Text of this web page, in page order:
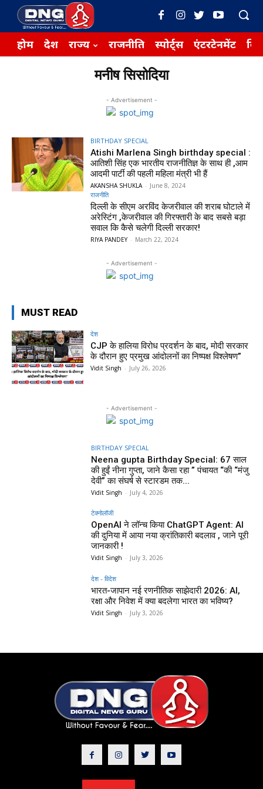
होम देश राज्य राजनीति स्पोर्ट्स एंटरटेनमेंट
मनीष सिसोदिया
- Advertisement -
BIRTHDAY SPECIAL
Atishi Marlena Singh birthday special :
आतिशी सिंह एक भारतीय राजनीतिज्ञ के साथ ही ,आम
आदमी पार्टी की पहली महिला मंत्री भी हैं
AKANSHA SHUKLA - June 8, 2024
राजनीति
दिल्ली के सीएम अरविंद केजरीवाल की शराब घोटाले में
अरेस्टिंग ,केजरीवाल की गिरफ्तारी के बाद सबसे बड़ा
सवाल कि कैसे चलेगी दिल्ली सरकार!
RIYA PANDEY - March 22, 2024
- Advertisement -
MUST READ
देश
CJP के हालिया विरोध प्रदर्शन के बाद, मोदी सरकार
के दौरान हुए प्रमुख आंदोलनों का निष्पक्ष विश्लेषण”
Vidit Singh - July 26, 2026
- Advertisement -
BIRTHDAY SPECIAL
Neena gupta Birthday Special: 67 साल
की हुईं नीना गुप्ता, जाने कैसा रहा ” पंचायत “की “मंजु
देवी” का संघर्ष से स्टारडम तक...
Vidit Singh - July 4, 2026
टेक्नोलॉजी
OpenAI ने लॉन्च किया ChatGPT Agent: AI
की दुनिया में आया नया क्रांतिकारी बदलाव , जाने पूरी
जानकारी !
Vidit Singh - July 3, 2026
देश - विदेश
भारत-जापान नई रणनीतिक साझेदारी 2026: AI,
रक्षा और निवेश में क्या बदलेगा भारत का भविष्य?
Vidit Singh - July 3, 2026